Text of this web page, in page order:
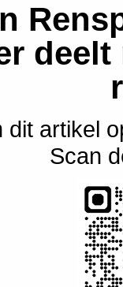
dit artikel
Scan